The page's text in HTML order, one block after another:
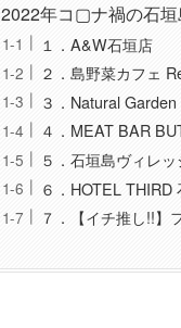
2022年コ▢ナ禍の石垣
１．A&W石垣店
２．島野菜カフェ
３．Natural
４．MEAT BAR
５．石垣島ヴィレッ
６．HOTEL THIRD
７．【イチ推し!!】